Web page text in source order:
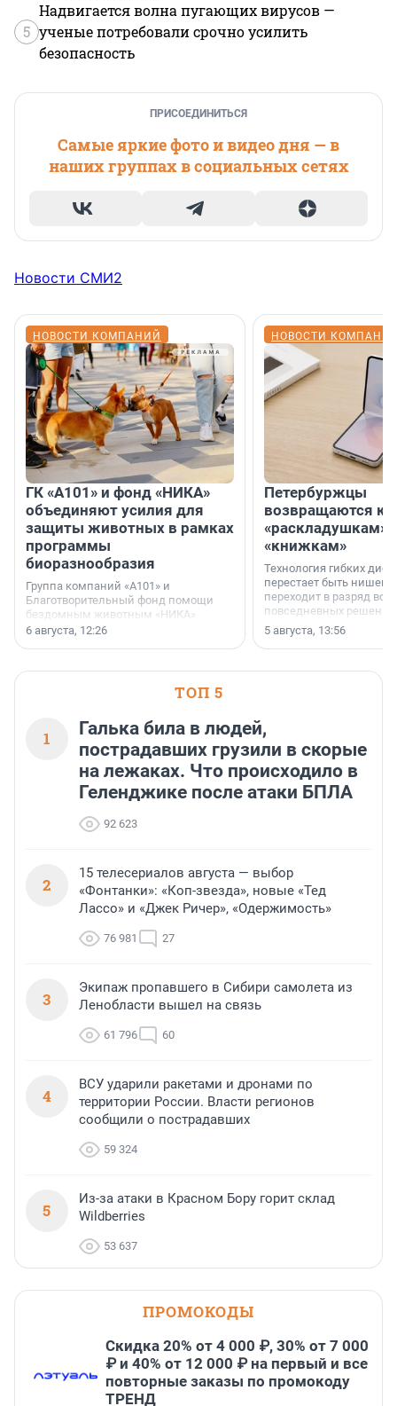
5
Надвигается волна пугающих вирусов —
ученые потребовали срочно усилить
безопасность
ПРИСОЕДИНИТЬСЯ
Самые яркие фото и видео дня — в
наших группах в социальных сетях
Новости СМИ2
НОВОСТИ КОМПАНИЙ
ГК «А101» и фонд «НИКА»
объединяют усилия для
защиты животных в рамках
программы
биоразнообразия
Группа компаний «А101» и
Благотворительный фонд помощи
бездомным животным «НИКА»
заключили соглашение о
6 августа, 12:26
НОВОСТИ
Петербуржцы
возвращаются к
«раскладушкам»
«книжкам»
Технология гибких
перестает быть
переходит в разряд
повседневных
5 августа, 13:56
ТОП 5
1
Галька била в людей,
пострадавших грузили в скорые
на лежаках. Что происходило в
Геленджике после атаки БПЛА
92 623
2
15 телесериалов августа — выбор
«Фонтанки»: «Коп-звезда», новые «Тед
Лассо» и «Джек Ричер», «Одержимость»
76 981 27
3
Экипаж пропавшего в Сибири самолета из
Ленобласти вышел на связь
61 796 60
4
ВСУ ударили ракетами и дронами по
территории России. Власти регионов
сообщили о пострадавших
59 324
5
Из-за атаки в Красном Бору горит склад
Wildberries
53 637
ПРОМОКОДЫ
Скидка 20% от 4 000 ₽, 30% от 7 000
₽ и 40% от 12 000 ₽ на первый и все
повторные заказы по промокоду
ТРЕНД